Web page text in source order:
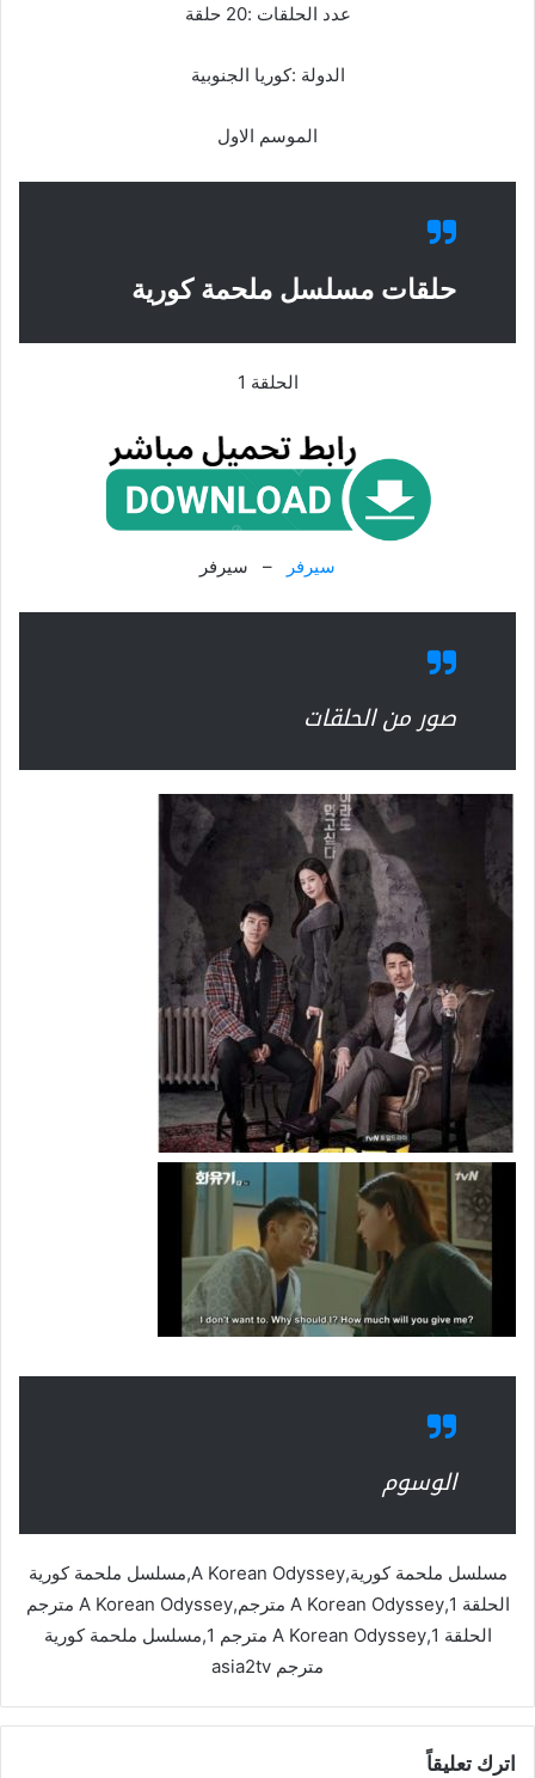
عدد الحلقات :20 حلقة
الدولة :كوريا الجنوبية
الموسم الاول
حلقات مسلسل ملحمة كورية
الحلقة 1
سيرفر – سيرفر
صور من الحلقات
الوسوم
مسلسل ملحمة كورية,A Korean Odyssey,مسلسل ملحمة كورية
الحلقة 1,A Korean Odyssey مترجم,A Korean Odyssey مترجم
الحلقة 1,A Korean Odyssey مترجم 1,مسلسل ملحمة كورية
مترجم asia2tv
اترك تعليقاً